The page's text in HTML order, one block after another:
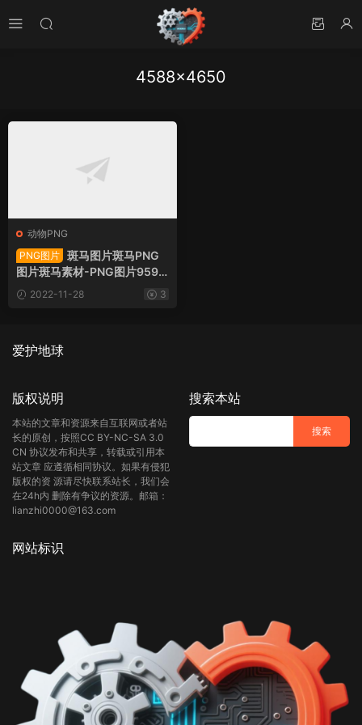
4588×4650
动物PNG
PNG图片 斑马图片斑马PNG
图片斑马素材-PNG图片9598
3下载2022-11-28 3
爱护地球
版权说明
本站的文章和资源来自互联网或者站
长的原创，按照CC BY-NC-SA 3.0
CN 协议发布和共享，转载或引用本
站文章 应遵循相同协议。如果有侵犯
版权的资 源请尽快联系站长，我们会
在24h内 删除有争议的资源。邮箱：
lianzhi0000@163.com
搜索本站
网站标识